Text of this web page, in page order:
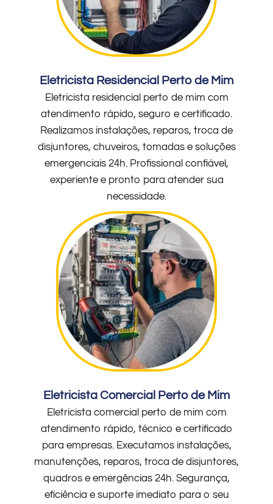
Eletricista Residencial Perto de Mim
Eletricista residencial perto de mim com
atendimento rápido, seguro e certificado.
Realizamos instalações, reparos, troca de
disjuntores, chuveiros, tomadas e soluções
emergenciais 24h. Profissional confiável,
experiente e pronto para atender sua
necessidade.
Eletricista Comercial Perto de Mim
Eletricista comercial perto de mim com
atendimento rápido, técnico e certificado
para empresas. Executamos instalações,
manutenções, reparos, troca de disjuntores,
quadros e emergências 24h. Segurança,
eficiência e suporte imediato para o seu